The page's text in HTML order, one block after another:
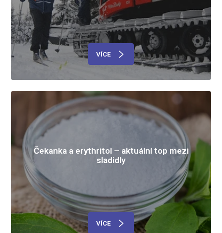
VÍCE
Čekanka a erythritol – aktuální top mezi
sladidly
VÍCE